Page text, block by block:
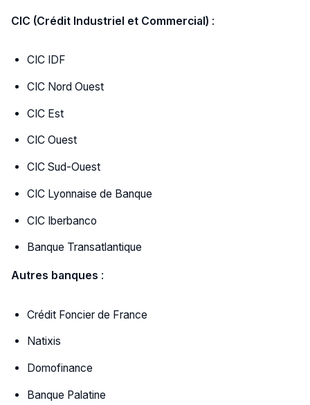
CIC (Crédit Industriel et Commercial) :
CIC IDF
CIC Nord Ouest
CIC Est
CIC Ouest
CIC Sud-Ouest
CIC Lyonnaise de Banque
CIC Iberbanco
Banque Transatlantique
Autres banques :
Crédit Foncier de France
Natixis
Domofinance
Banque Palatine